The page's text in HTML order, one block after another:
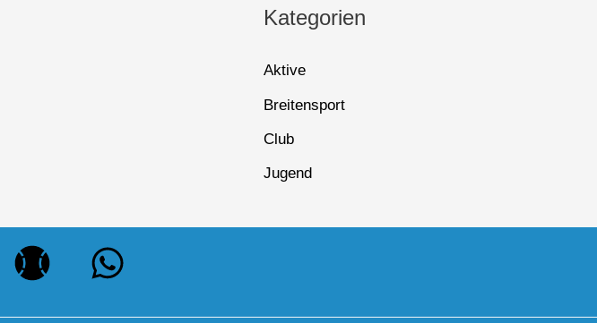
Kategorien
Aktive
Breitensport
Club
Jugend